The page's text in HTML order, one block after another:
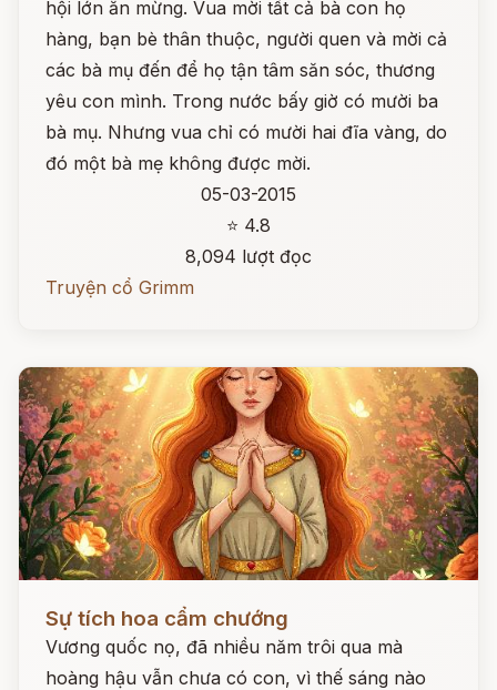
hội lớn ăn mừng. Vua mời tất cả bà con họ
hàng, bạn bè thân thuộc, người quen và mời cả
các bà mụ đến để họ tận tâm săn sóc, thương
yêu con mình. Trong nước bấy giờ có mười ba
bà mụ. Nhưng vua chỉ có mười hai đĩa vàng, do
đó một bà mẹ không được mời.
05-03-2015
⭐ 4.8
8,094 lượt đọc
Truyện cổ Grimm
Sự tích hoa cẩm chướng
Vương quốc nọ, đã nhiều năm trôi qua mà
hoàng hậu vẫn chưa có con, vì thế sáng nào